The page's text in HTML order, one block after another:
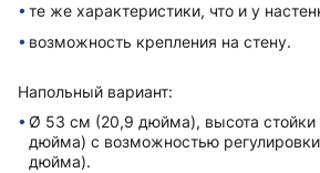
те же xарактеристики, что и у
возможность крепления на стену.
Напольный вариант:
Ø 53 см (20,9 дюйма), высота
дюйма) с возможностью
дюйма).